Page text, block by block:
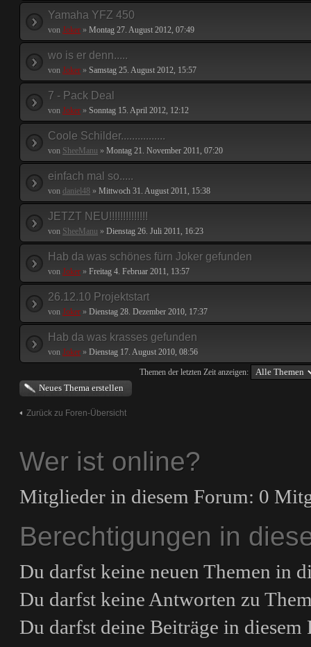
Yamaha YFZ 450
von Joker » Montag 27. August 2012, 07:49
wo is er denn.....
von Joker » Samstag 25. August 2012, 15:57
7 - Pack Deal
von Joker » Sonntag 15. April 2012, 12:12
Coole Schilder................
von SheeManu » Montag 21. November 2011, 07:20
einfach mal so.....
von daniel48 » Mittwoch 31. August 2011, 15:38
JETZT NEU!!!!!!!!!!!!!!
von SheeManu » Dienstag 26. Juli 2011, 16:23
Hab da was schönes fürn Joker gefunden
von Joker » Freitag 4. Februar 2011, 13:57
26.12.10 Projektstart
von Joker » Dienstag 28. Dezember 2010, 17:37
Hab da was krasses gefunden
von Joker » Dienstag 17. August 2010, 08:56
Themen der letzten Zeit anzeigen:
Neues Thema erstellen
Zurück zu Foren-Übersicht
Wer ist online?
Mitglieder in diesem Forum: 0
Berechtigungen in
Du darfst keine neuen Themen in
Du darfst keine Antworten zu
Du darfst deine Beiträge in